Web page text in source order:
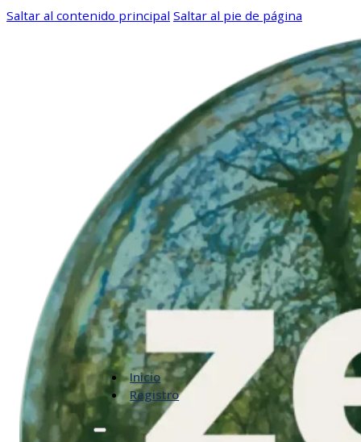
Saltar al contenido principal Saltar al pie de página
Inicio
Registro